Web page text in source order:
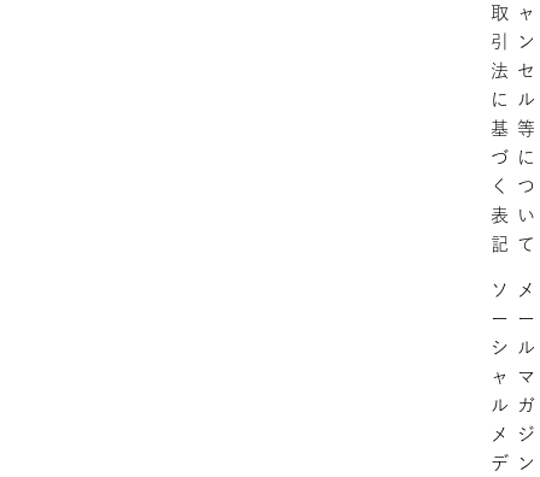
取
引
法
に
基
づ
く
表
記
ャ
ン
セ
ル
等
に
つ
い
て
ソ
ー
シ
ャ
ル
メ
デ
メ
ー
ル
マ
ガ
ジ
ン